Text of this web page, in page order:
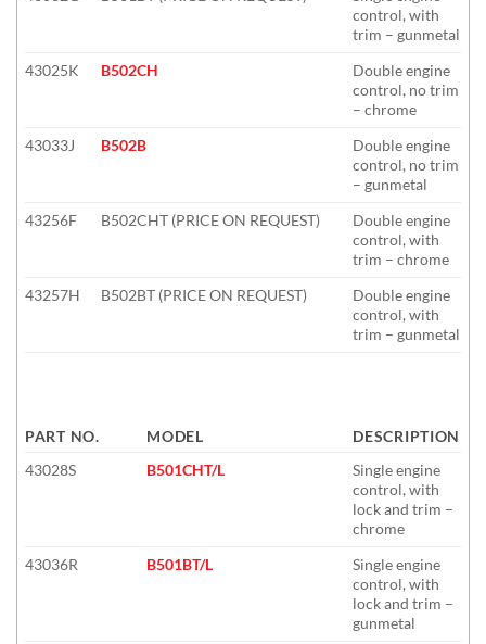
control, with
trim – gunmetal
43025K
B502CH
Double engine
control, no trim
– chrome
43033J
B502B
Double engine
control, no trim
– gunmetal
43256F
B502CHT (PRICE ON REQUEST)
Double engine
control, with
trim – chrome
43257H
B502BT (PRICE ON REQUEST)
Double engine
control, with
trim – gunmetal
PART NO. MODEL
DESCRIPTION
43028S
B501CHT/L
Single engine
control, with
lock and trim –
chrome
43036R
B501BT/L
Single engine
control, with
lock and trim –
gunmetal